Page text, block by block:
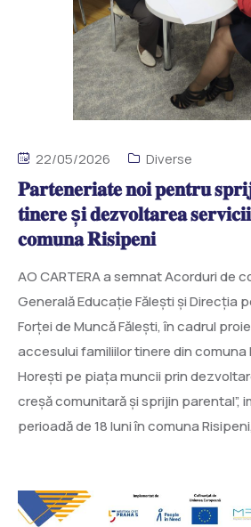
22/05/2026 Diverse
𝐏𝐚𝐫𝐭𝐞𝐧𝐞𝐫𝐢𝐚𝐭𝐞 𝐧𝐨𝐢 𝐩𝐞𝐧𝐭𝐫𝐮
𝐭𝐢𝐧𝐞𝐫𝐞 ș𝐢 𝐝𝐞𝐳𝐯𝐨𝐥𝐭𝐚𝐫𝐞𝐚
𝐜𝐨𝐦𝐮𝐧𝐚 𝐑𝐢𝐬𝐢𝐩𝐞𝐧𝐢
AO CARTERA a semnat Acorduri de
Generală Educație Fălești și Direcția
Forței de Muncă Fălești, în cadrul
accesului familiilor tinere din comuna
Horești pe piața muncii prin
creșă comunitară și sprijin parental”,
perioadă de 18 luni în comuna